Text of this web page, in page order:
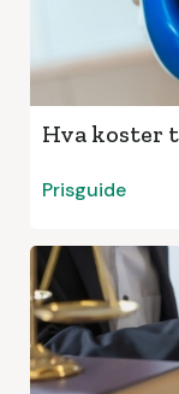
Hva koster
Prisguide